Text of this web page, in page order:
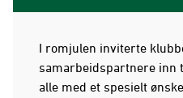
I romjulen inviterte
samarbeidspartnere inn
alle med et spesielt